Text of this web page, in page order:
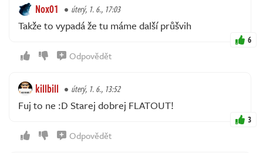
Nox01 úterý, 1. 6., 17:03
Takže to vypadá že tu máme další průšvih
6
Odpovědět
killbill úterý, 1. 6., 13:52
Fuj to ne :D Starej dobrej FLATOUT!
3
Odpovědět